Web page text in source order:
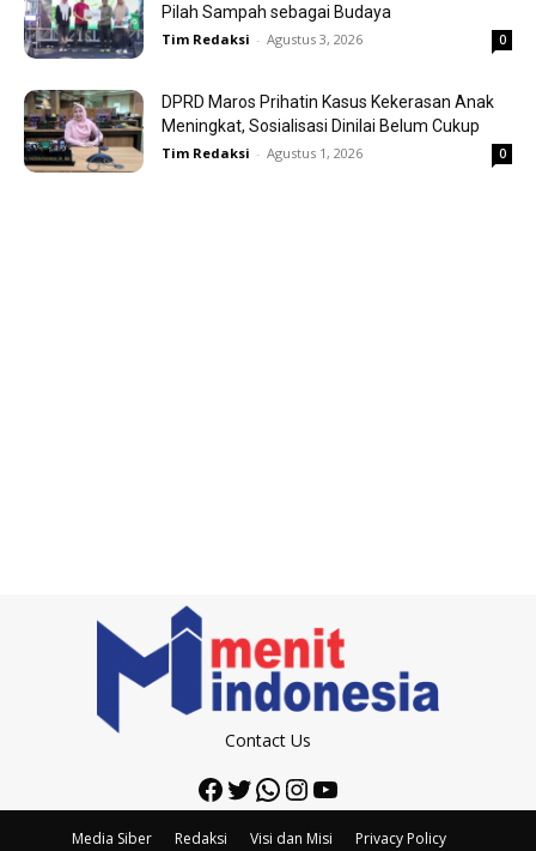
Pilah Sampah sebagai Budaya
Tim Redaksi - Agustus 3, 2026 0
DPRD Maros Prihatin Kasus Kekerasan Anak
Meningkat, Sosialisasi Dinilai Belum Cukup
Tim Redaksi - Agustus 1, 2026 0
Contact Us
Facebook
Twitter
WhatsApp
Instagram
YouTube
Media Siber Redaksi Visi dan Misi Privacy Policy